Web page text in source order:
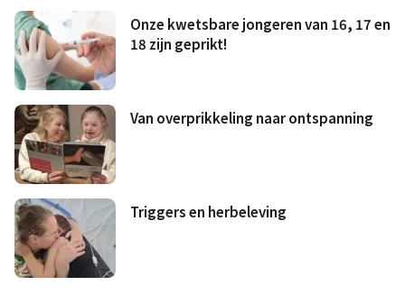
Onze kwetsbare jongeren van 16, 17 en
18 zijn geprikt!
Van overprikkeling naar ontspanning
Triggers en herbeleving